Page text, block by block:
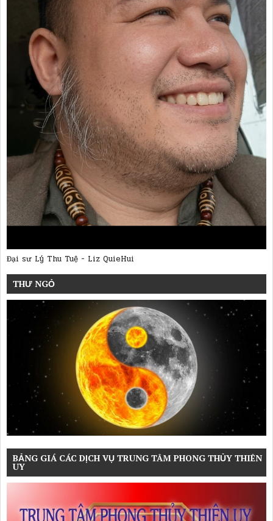
Đại sư Lý Thu Tuệ - Liz QuieHui
THƯ NGỎ
BẢNG GIÁ CÁC DỊCH VỤ TRUNG TÂM PHONG THỦY THIÊN
UY